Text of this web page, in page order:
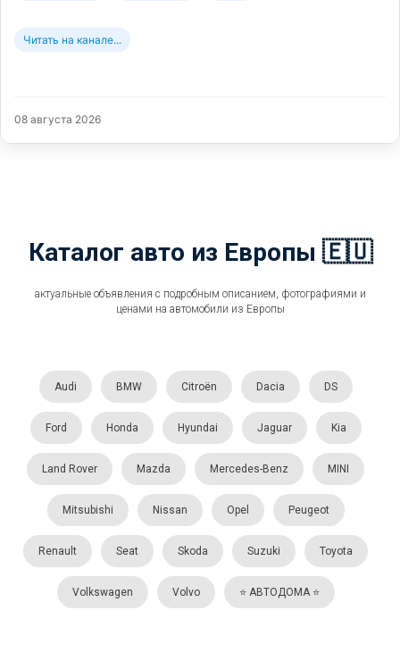
Читать на канале...
08 августа 2026
Каталог авто из Европы 🇪🇺
актуальные объявления с подробным описанием, фотографиями и
ценами на автомобили из Европы
Audi BMW Citroën Dacia DS
Ford Honda Hyundai Jaguar Kia
Land Rover Mazda Mercedes-Benz MINI
Mitsubishi Nissan Opel Peugeot
Renault Seat Skoda Suzuki Toyota
Volkswagen Volvo ⭐️ АВТОДОМА ⭐️